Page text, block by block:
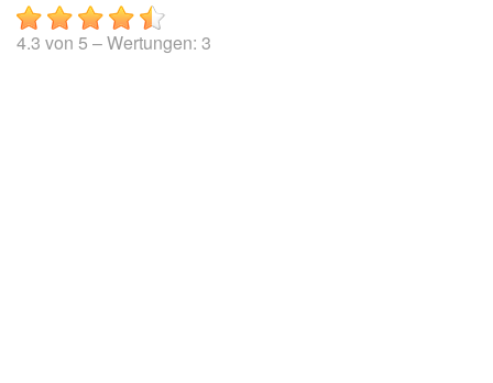
4.3 von 5 – Wertungen: 3